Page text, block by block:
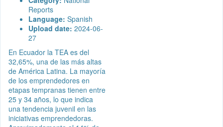
Reports
Language: Spanish
Upload date: 2024-06-
27
En Ecuador la TEA es del
32,65%, una de las más altas
de América Latina. La mayoría
de los emprendedores en
etapas tempranas tienen entre
25 y 34 años, lo que indica
una tendencia juvenil en las
iniciativas emprendedoras.